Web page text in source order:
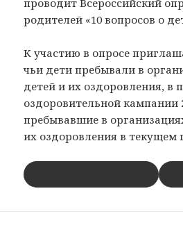
родителей «10 вопросов о
К участию в опросе
чьи дети пребывали в
детей и их оздоровления, в
оздоровительной кампании
пребывавшие в
их оздоровления в текущем